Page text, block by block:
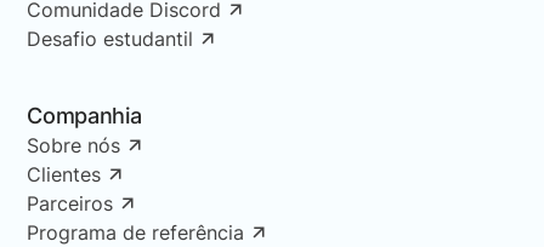
Comunidade Discord
Desafio estudantil
Companhia
Sobre nós
Clientes
Parceiros
Programa de referência